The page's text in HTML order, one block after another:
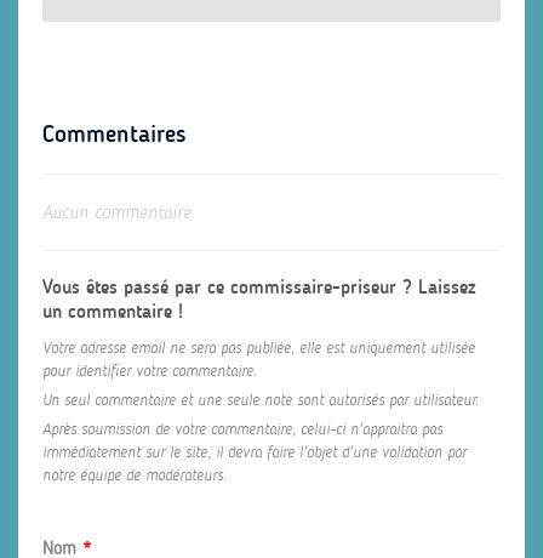
Commentaires
Aucun commentaire.
Vous êtes passé par ce commissaire-priseur ? Laissez
un commentaire !
Votre adresse email ne sera pas publiée, elle est uniquement utilisée
pour identifier votre commentaire.
Un seul commentaire et une seule note sont autorisés par utilisateur.
Après soumission de votre commentaire, celui-ci n'appraitra pas
immédiatement sur le site, il devra faire l'objet d'une validation par
notre équipe de modérateurs.
Nom *